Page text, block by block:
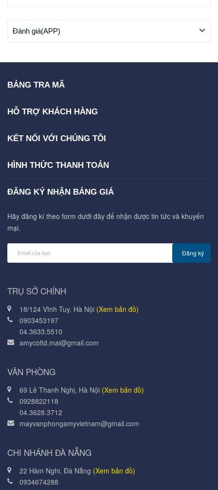
Đánh giá(APP)
BẢNG TRA MÃ
HỖ TRỢ KHÁCH HÀNG
KẾT NỐI VỚI CHÚNG TÔI
HÌNH THỨC THANH TOÁN
ĐĂNG KÝ NHẬN BẢNG GIÁ
Hãy đăng kí theo form dưới đây để nhận được tin tức và khuyến
mại.
Đăng ký
TRỤ SỞ CHÍNH
18/124 Vĩnh Tuy, Hà Nội (Xem bản đồ)
0903453197
04.3633.5510
amycoltd.mai@gmail.com
VĂN PHÒNG
69 Lê Thanh Nghị, Hà Nội (Xem bản đồ)
0928822118
04.3628.3712
mayvanphongamyvietnam@gmail.com
CHI NHÁNH ĐÀ NẴNG
22 Hàm Nghi, Đà Nẵng (Xem bản đồ)
0934674288